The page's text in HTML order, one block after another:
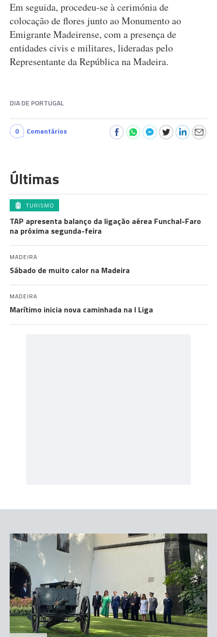
Em seguida, procedeu-se à cerimónia de
colocação de flores junto ao Monumento ao
Emigrante Madeirense, com a presença de
entidades civis e militares, lideradas pelo
Representante da República na Madeira.
DIA DE PORTUGAL
0 Comentários
Últimas
TURISMO
TAP apresenta balanço da ligação aérea Funchal-Faro
na próxima segunda-feira
MADEIRA
Sábado de muito calor na Madeira
MADEIRA
Marítimo inicia nova caminhada na I Liga